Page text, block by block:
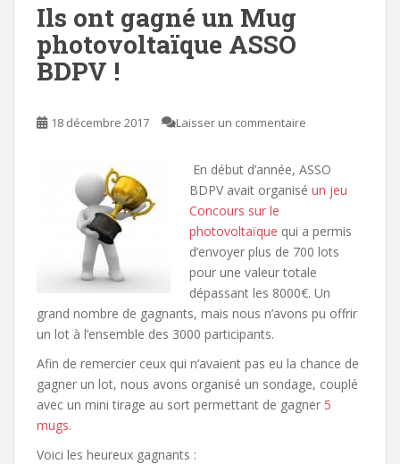
Ils ont gagné un Mug
photovoltaïque ASSO
BDPV !
18 décembre 2017 Laisser un commentaire
En début d’année, ASSO
BDPV avait organisé un jeu
Concours sur le
photovoltaïque qui a permis
d’envoyer plus de 700 lots
pour une valeur totale
dépassant les 8000€. Un
grand nombre de gagnants, mais nous n’avons pu offrir
un lot à l’ensemble des 3000 participants.
Afin de remercier ceux qui n’avaient pas eu la chance de
gagner un lot, nous avons organisé un sondage, couplé
avec un mini tirage au sort permettant de gagner 5
mugs.
Voici les heureux gagnants :